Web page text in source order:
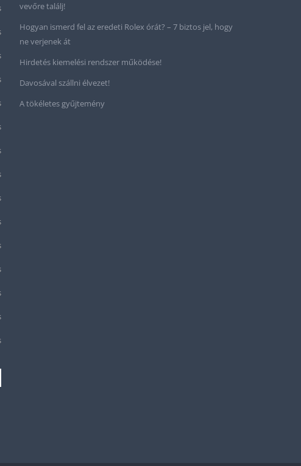
vevőre találj!
Hogyan ismerd fel az eredeti Rolex órát? – 7 biztos jel, hogy
ne verjenek át
Hirdetés kiemelési rendszer működése!
Davosával szállni élvezet!
A tökéletes gyűjtemény